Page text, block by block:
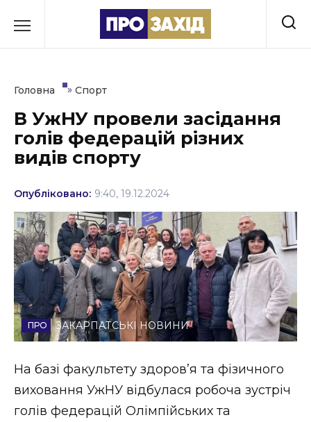
до
Культура
Освіта
Події
Політика
Соціум
Спорт
Стиль життя
Втрачений Ужгород (відеоверсія)
Головна » Спорт
В УжНУ провели засідання
голів федерацій різних
видів спорту
Опубліковано: 9:40, 19.12.2024
ЗАКАРПАТСЬКІ НОВИНИ
На базі факультету здоровʼя та фізичного
виховання УжНУ відбулася робоча зустріч
голів федерацій Олімпійських та